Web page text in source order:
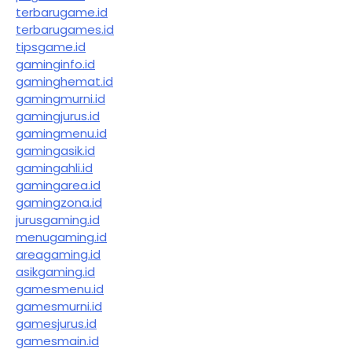
terbarugame.id
terbarugames.id
tipsgame.id
gaminginfo.id
gaminghemat.id
gamingmurni.id
gamingjurus.id
gamingmenu.id
gamingasik.id
gamingahli.id
gamingarea.id
gamingzona.id
jurusgaming.id
menugaming.id
areagaming.id
asikgaming.id
gamesmenu.id
gamesmurni.id
gamesjurus.id
gamesmain.id